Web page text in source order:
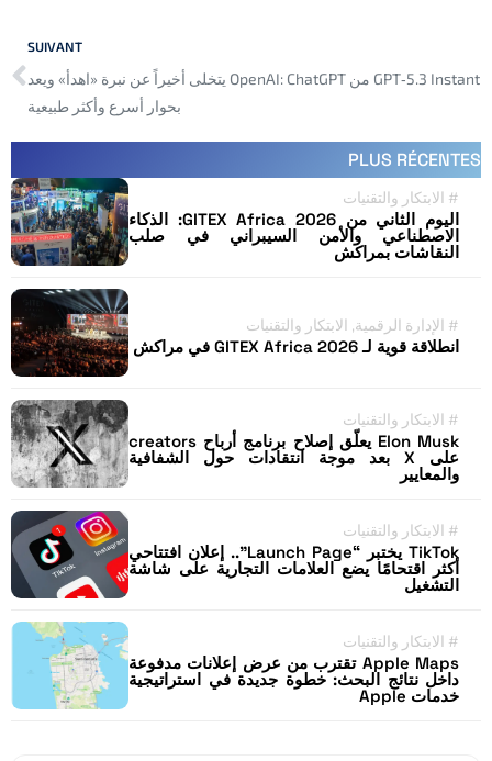
SUIVANT
GPT‑5.3 Instant من OpenAI: ChatGPT يتخلى أخيراً عن نبرة «اهدأ» ويعد
بحوار أسرع وأكثر طبيعية
PLUS RÉCENTES
# الابتكار والتقنيات
اليوم الثاني من GITEX Africa 2026: الذكاء
الاصطناعي والأمن السيبراني في صلب
النقاشات بمراكش
# الإدارة الرقمية, الابتكار والتقنيات
انطلاقة قوية لـ GITEX Africa 2026 في مراكش
# الابتكار والتقنيات
Elon Musk يعلّق إصلاح برنامج أرباح creators
على X بعد موجة انتقادات حول الشفافية
والمعايير
# الابتكار والتقنيات
TikTok يختبر “Launch Page”.. إعلان افتتاحي
أكثر اقتحامًا يضع العلامات التجارية على شاشة
التشغيل
# الابتكار والتقنيات
Apple Maps تقترب من عرض إعلانات مدفوعة
داخل نتائج البحث: خطوة جديدة في استراتيجية
خدمات Apple